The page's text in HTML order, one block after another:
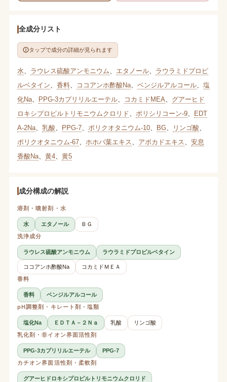
全成分リスト
タップで成分の詳細が見られます
水 ラウレス硫酸アンモニウム エタノール、 ラウラミドプロピ
ルベタイン
香料、 ココアンホ酢酸Na、 ベンジルアルコール、 塩
化Na、 PPG-3カプリリルエーテル、 コカミドMEA
グアーヒド
ロキシプロピルトリモニウムクロリド
ポリシリコーン-9、 EDT
A-2Na、 乳酸 PPG-7、 ポリクオタニウム-10、 BG、 リンゴ酸
ポリクオタニウム-67、 ホホバ葉エキス アボカドエキス
安息
香酸Na、 黄4、 黄5
成分構成の解説
溶剤・噴射剤・水
水 エタノール
ＢＧ
洗浄成分
ラウレス硫酸アンモニウム ラウラミドプロピルベタイン
ココアンホ酢酸Na
コカミドＭＥＡ
香料
香料
ベンジルアルコール
pH調整剤・キレート剤・塩類
塩化Na ＥＤＴＡ－２Ｎａ 乳酸
リンゴ酸
乳化剤・非イオン界面活性剤
PPG-3カプリリルエーテル
PPG-7
カチオン界面活性剤・柔軟剤
グアーヒドロキシプロピルトリモニウムクロリド